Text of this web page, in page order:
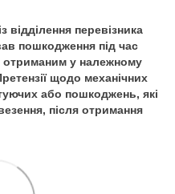
перевізника
пошкодження під час
отриманим у належному
щодо механічних
або пошкоджень, які
після отримання